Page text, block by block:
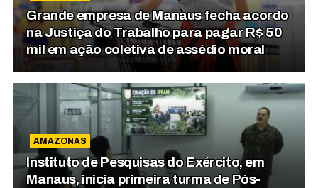
Grande empresa de Manaus fecha acordo
na Justiça do Trabalho para pagar R$ 50
mil em ação coletiva de assédio moral
AMAZONAS
Instituto de Pesquisas do Exército, em
Manaus, inicia primeira turma de Pós-